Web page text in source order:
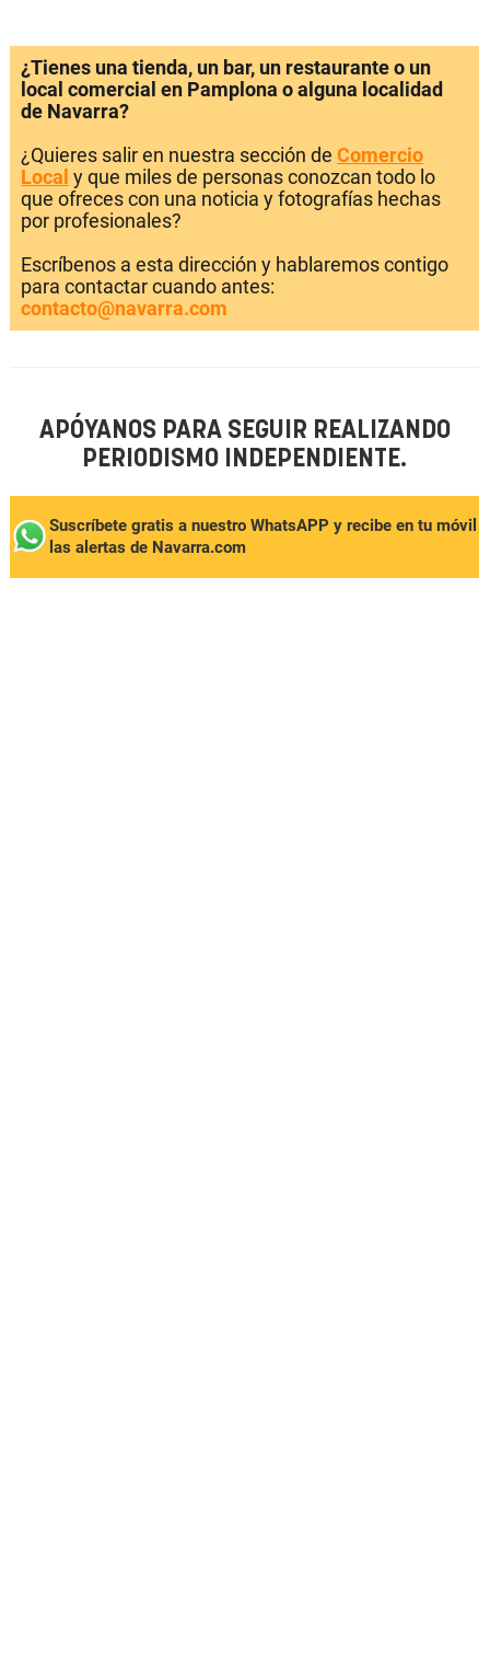
¿Tienes una tienda, un bar, un restaurante o un
local comercial en Pamplona o alguna localidad
de Navarra?
¿Quieres salir en nuestra sección de Comercio
Local y que miles de personas conozcan todo lo
que ofreces con una noticia y fotografías hechas
por profesionales?
Escríbenos a esta dirección y hablaremos contigo
para contactar cuando antes:
contacto@navarra.com
APÓYANOS PARA SEGUIR REALIZANDO
PERIODISMO INDEPENDIENTE.
Suscríbete gratis a nuestro WhatsAPP y recibe en tu móvil
las alertas de Navarra.com